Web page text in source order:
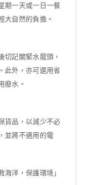
期一天或一日一餐
大自然的負擔。
切記關緊水龍頭，
此外，亦可選用省
廢水。
貨品，以減少不必
並將不適用的電
洋，保護環境」